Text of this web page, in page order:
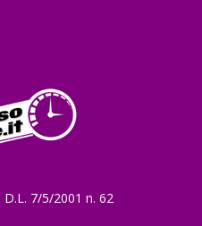
D.L. 7/5/2001 n. 62